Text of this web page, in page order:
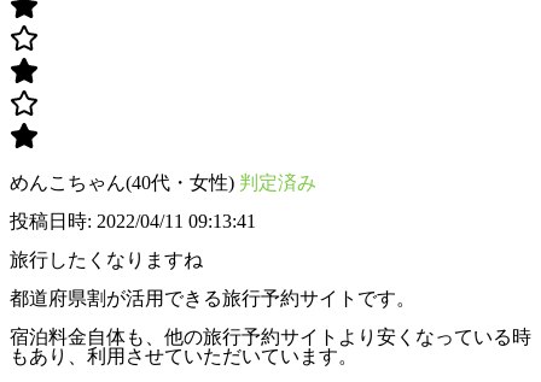
めんこちゃん(40代・女性) 判定済み
投稿日時: 2022/04/11 09:13:41
旅行したくなりますね
都道府県割が活用できる旅行予約サイトです。
宿泊料金自体も、他の旅行予約サイトより安くなっている時
もあり、利用させていただいています。